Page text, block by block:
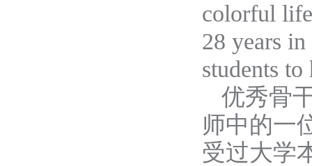
colorful
28 years
students
优秀骨
师中的一
受过大学